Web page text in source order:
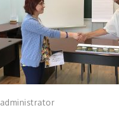
administrator